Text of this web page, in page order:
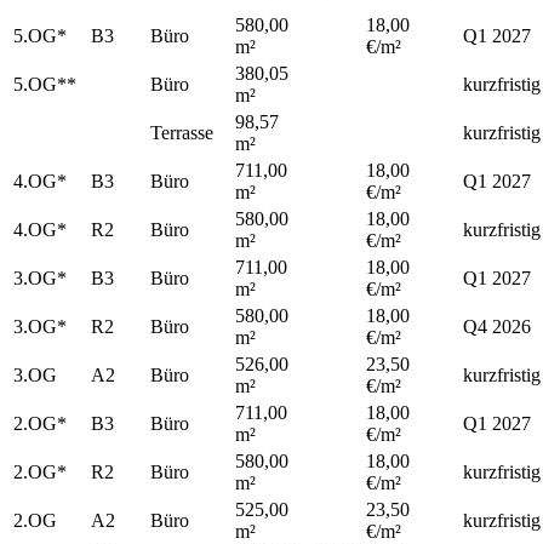
5.OG* B3 Büro
580,00
m²
18,00
€/m²
Q1 2027
5.OG** Büro
380,05
m²
kurzfristig
Terrasse
98,57
m²
kurzfristig
4.OG* B3 Büro
711,00
m²
18,00
€/m²
Q1 2027
4.OG* R2 Büro
580,00
m²
18,00
€/m²
kurzfristig
3.OG* B3 Büro
711,00
m²
18,00
€/m²
Q1 2027
3.OG* R2 Büro
580,00
m²
18,00
€/m²
Q4 2026
3.OG A2 Büro
526,00
m²
23,50
€/m²
kurzfristig
2.OG* B3 Büro
711,00
m²
18,00
€/m²
Q1 2027
2.OG* R2 Büro
580,00
m²
18,00
€/m²
kurzfristig
2.OG A2 Büro
525,00
m²
23,50
€/m²
kurzfristig